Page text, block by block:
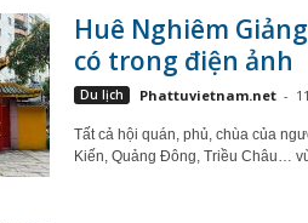
Huê Nghiêm
có trong điện ảnh
Du lịch Phattuvietnam.net -
Tất cả hội quán, phủ, chùa của
Kiến, Quảng Đông, Triều Châu…